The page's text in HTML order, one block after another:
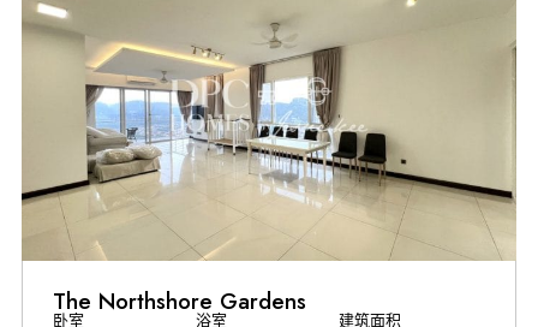
The Northshore Gardens
卧室
浴室
建筑面积